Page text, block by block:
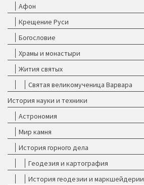
Афон
Крещение Руси
Богословие
Храмы и монастыри
Жития святых
Святая великомученица Варвара
История науки и техники
Астрономия
Мир камня
История горного дела
Геодезия и картография
История геодезии и маркшейдерии